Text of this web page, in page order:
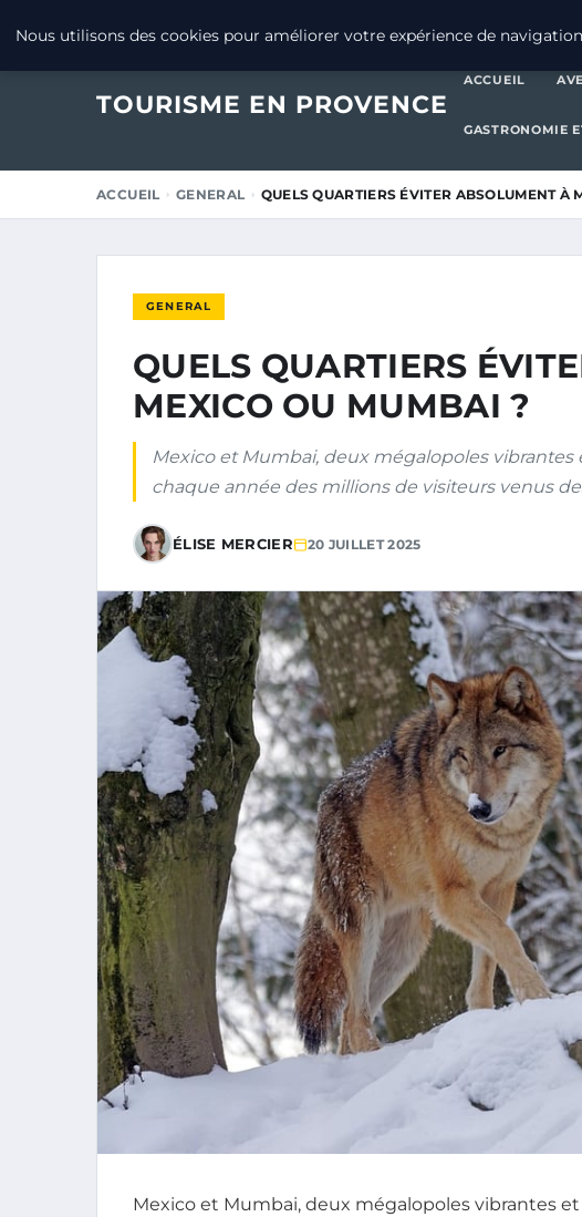
TOURISME EN PROVENCE
ACCUEIL
GASTRONOMIE
ACCUEIL GENERAL QUELS QUARTIERS ÉVITER ABSOLUMENT À
GENERAL
QUELS QUARTIERS
MEXICO OU MUMBAI ?
Mexico et Mumbai, deux mégalopoles
chaque année des millions de visiteurs venus
ÉLISE MERCIER 20 JUILLET 2025
Mexico et Mumbai, deux mégalopoles vibrantes
Nous utilisons des cookies pour améliorer votre expérience de